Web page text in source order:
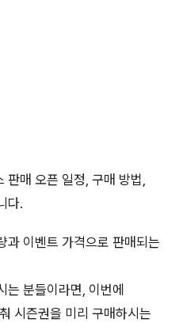
판매 오픈 일정, 구매 방법,
다.
과 이벤트 가격으로 판매되는
는 분들이라면, 이번에
시즌권을 미리 구매하시는